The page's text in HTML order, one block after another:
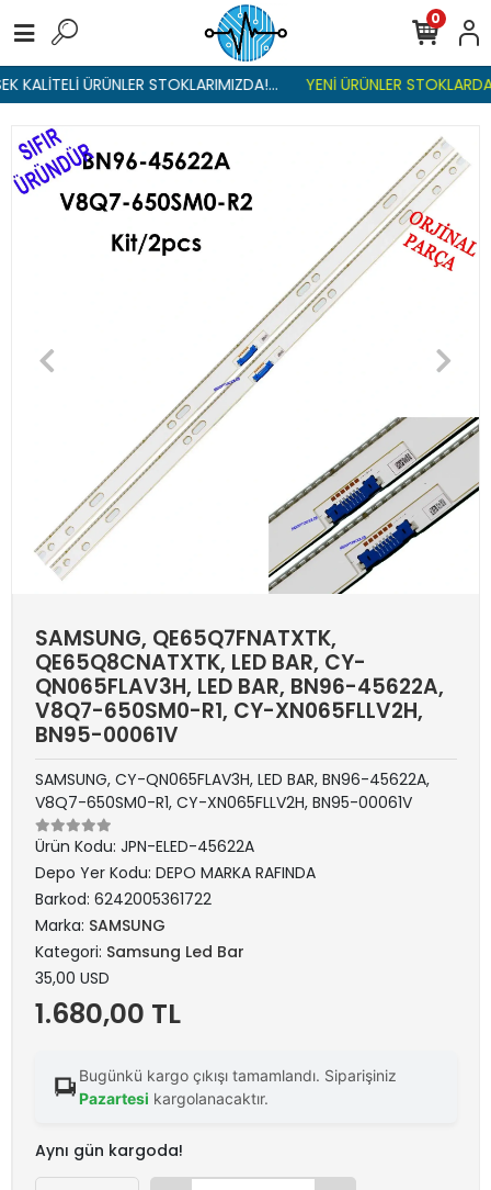
KALİTELİ ÜRÜNLER STOKLARIMIZDA!... YENİ ÜRÜNLER
0
SAMSUNG, QE65Q7FNATXTK,
QE65Q8CNATXTK, LED BAR, CY-
QN065FLAV3H, LED BAR, BN96-45622A,
V8Q7-650SM0-R1, CY-XN065FLLV2H,
BN95-00061V
SAMSUNG, CY-QN065FLAV3H, LED BAR, BN96-45622A,
V8Q7-650SM0-R1, CY-XN065FLLV2H, BN95-00061V
Ürün Kodu: JPN-ELED-45622A
Depo Yer Kodu: DEPO MARKA RAFINDA
Barkod: 6242005361722
Marka: SAMSUNG
Kategori: Samsung Led Bar
35,00 USD
1.680,00 TL
Bugünkü kargo çıkışı tamamlandı. Siparişiniz
Pazartesi kargolanacaktır.
Aynı gün kargoda!